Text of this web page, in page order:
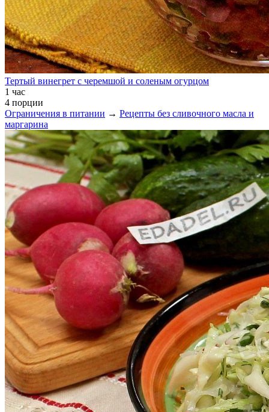
Тертый винегрет с черемшой и соленым огурцом
1 час
4 порции
Ограничения в питании → Рецепты без сливочного масла и
маргарина